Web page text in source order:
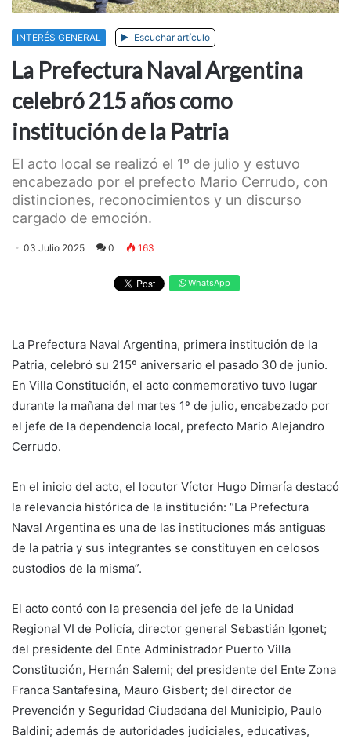
INTERÉS GENERAL Escuchar artículo
La Prefectura Naval Argentina
celebró 215 años como
institución de la Patria
El acto local se realizó el 1º de julio y estuvo
encabezado por el prefecto Mario Cerrudo, con
distinciones, reconocimientos y un discurso
cargado de emoción.
03 Julio 2025 0 163
WhatsApp
La Prefectura Naval Argentina, primera institución de la
Patria, celebró su 215º aniversario el pasado 30 de junio.
En Villa Constitución, el acto conmemorativo tuvo lugar
durante la mañana del martes 1º de julio, encabezado por
el jefe de la dependencia local, prefecto Mario Alejandro
Cerrudo.
En el inicio del acto, el locutor Víctor Hugo Dimaría destacó
la relevancia histórica de la institución: “La Prefectura
Naval Argentina es una de las instituciones más antiguas
de la patria y sus integrantes se constituyen en celosos
custodios de la misma”.
El acto contó con la presencia del jefe de la Unidad
Regional VI de Policía, director general Sebastián Igonet;
del presidente del Ente Administrador Puerto Villa
Constitución, Hernán Salemi; del presidente del Ente Zona
Franca Santafesina, Mauro Gisbert; del director de
Prevención y Seguridad Ciudadana del Municipio, Paulo
Baldini; además de autoridades judiciales, educativas,